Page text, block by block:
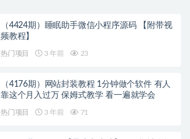
（4424期）睡眠助手微信小程序源码 【附带视
频教程】
热门项目 3 年前 23
（4176期）网站封装教程 1分钟做个软件 有人
靠这个月入过万 保姆式教学 看一遍就学会
热门项目 3 年前 71